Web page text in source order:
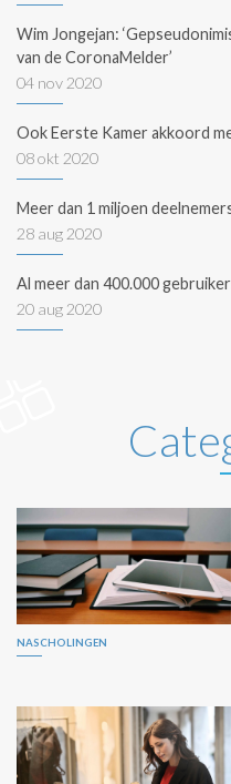
Wim Jongejan:
van de CoronaMelder’
04 nov 2020
Ook Eerste Kamer akkoord
08 okt 2020
Meer dan 1 miljoen
28 aug 2020
Al meer dan 400.000
20 aug 2020
NASCHOLINGEN